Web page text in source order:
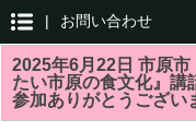
| お問い合わせ
2025年6月22日 市原
たい市原の食文化』講
参加ありがとうござい